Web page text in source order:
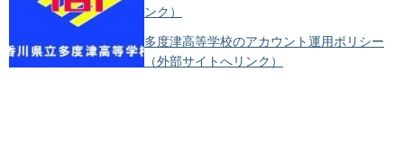
ンク）
多度津高等学校のアカウント運用ポリシー
（外部サイトへリンク）